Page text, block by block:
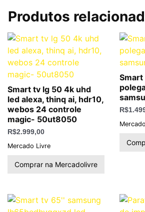
Produtos
Smart tv lg 50 4k uhd
led alexa, thinq ai, hdr10,
webos 24 controle
magic- 50ut8050
R$2.999,00
Mercado Livre
Comprar na Mercadolivre
R$